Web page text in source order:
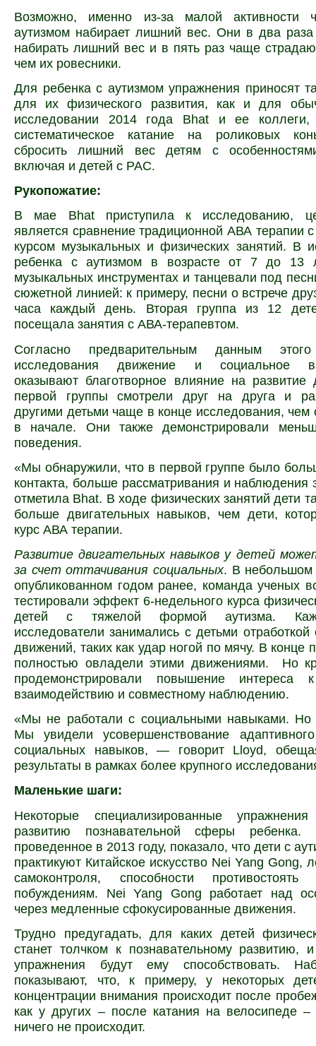
Возможно, именно из-за малой активности
аутизмом набирает лишний вес. Они в два
набирать лишний вес и в пять раз чаще
чем их ровесники.
Для ребенка с аутизмом упражнения приносят
для их физического развития, как и для
исследовании 2014 года Bhat и ее коллеги,
систематическое катание на роликовых
сбросить лишний вес детям с
включая и детей с РАС.
Рукопожатие:
В мае Bhat приступила к исследованию,
является сравнение традиционной АВА терапии
курсом музыкальных и физических занятий. В
ребенка с аутизмом в возрасте от 7 до 13
музыкальных инструментах и танцевали под
сюжетной линией: к примеру, песни о встрече
часа каждый день. Вторая группа из 12
посещала занятия с АВА-терапевтом.
Согласно предварительным данным этого
исследования движение и социальное
оказывают благотворное влияние на развитие
первой группы смотрели друг на друга и
другими детьми чаще в конце исследования, чем
в начале. Они также демонстрировали
поведения.
«Мы обнаружили, что в первой группе было
контакта, больше рассматривания и
отметила Bhat. В ходе физических занятий дети
больше двигательных навыков, чем дети,
курс АВА терапии.
Развитие двигательных навыков у детей
за счет оттачивания социальных. В небольшом
опубликованном годом ранее, команда ученых
тестировали эффект 6-недельного курса
детей с тяжелой формой аутизма.
исследователи занимались с детьми отработкой
движений, таких как удар ногой по мячу. В конце
полностью овладели этими движениями. Но
продемонстрировали повышение интереса
взаимодействию и совместному наблюдению.
«Мы не работали с социальными навыками. Но
Мы увидели усовершенствование
социальных навыков, — говорит Lloyd,
результаты в рамках более крупного
Маленькие шаги:
Некоторые специализированные упражнения
развитию познавательной сферы ребенка.
проведенное в 2013 году, показало, что дети с
практикуют Китайское искусство Nei Yang Gong,
самоконтроля, способности противостоять
побуждениям. Nei Yang Gong работает над
через медленные сфокусированные движения.
Трудно предугадать, для каких детей
станет толчком к познавательному развитию,
упражнения будут ему способствовать.
показывают, что, к примеру, у некоторых
концентрации внимания происходит после
как у других – после катания на велосипеде
ничего не происходит.